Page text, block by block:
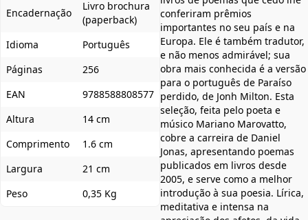
Encadernação
Livro brochura
(paperback)
Idioma
Português
Páginas
256
EAN
9788588808577
Altura
14 cm
Comprimento
1.6 cm
Largura
21 cm
Peso
0,35 Kg
conferiram prêmios
importantes no seu país e na
Europa. Ele é também tradutor,
e não menos admirável; sua
obra mais conhecida é a versão
para o português de Paraíso
perdido, de Jonh Milton. Esta
seleção, feita pelo poeta e
músico Mariano Marovatto,
cobre a carreira de Daniel
Jonas, apresentando poemas
publicados em livros desde
2005, e serve como a melhor
introdução à sua poesia. Lírica,
meditativa e intensa na